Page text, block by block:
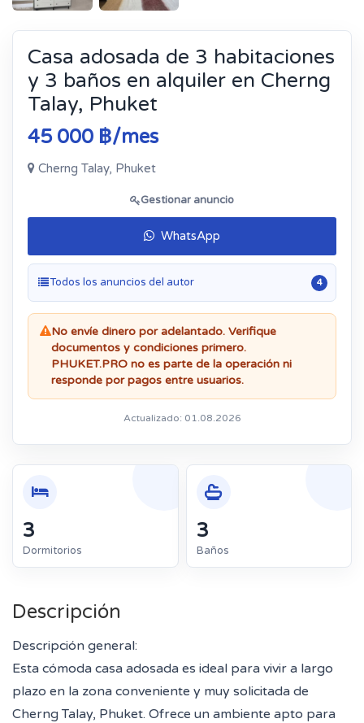
Casa adosada de 3 habitaciones
y 3 baños en alquiler en Cherng
Talay, Phuket
45 000 ฿/mes
Cherng Talay, Phuket
Gestionar anuncio
WhatsApp
Todos los anuncios del autor 4
No envíe dinero por adelantado. Verifique
documentos y condiciones primero.
PHUKET.PRO no es parte de la operación ni
responde por pagos entre usuarios.
Actualizado: 01.08.2026
3
Dormitorios
3
Baños
Descripción
Descripción general:
Esta cómoda casa adosada es ideal para vivir a largo
plazo en la zona conveniente y muy solicitada de
Cherng Talay, Phuket. Ofrece un ambiente apto para